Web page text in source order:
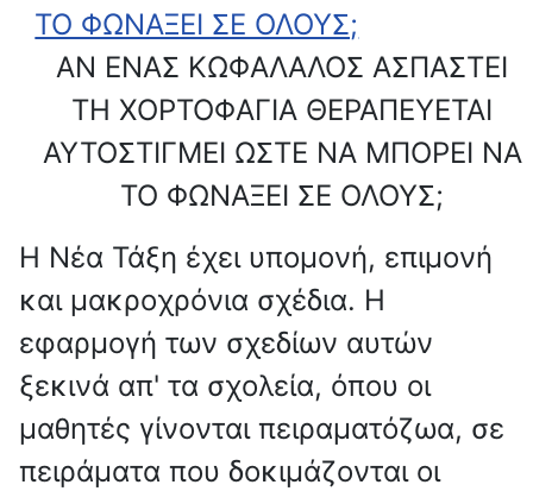
ΤΟ ΦΩΝΑΞΕΙ ΣΕ ΟΛΟΥΣ;
ΑΝ ΕΝΑΣ ΚΩΦΑΛΑΛΟΣ ΑΣΠΑΣΤΕΙ
ΤΗ ΧΟΡΤΟΦΑΓΙΑ ΘΕΡΑΠΕΥΕΤΑΙ
ΑΥΤΟΣΤΙΓΜΕΙ ΩΣΤΕ ΝΑ ΜΠΟΡΕΙ ΝΑ
ΤΟ ΦΩΝΑΞΕΙ ΣΕ ΟΛΟΥΣ;
Η Νέα Τάξη έχει υπομονή, επιμονή
και μακροχρόνια σχέδια. Η
εφαρμογή των σχεδίων αυτών
ξεκινά απ' τα σχολεία, όπου οι
μαθητές γίνονται πειραματόζωα, σε
πειράματα που δοκιμάζονται οι